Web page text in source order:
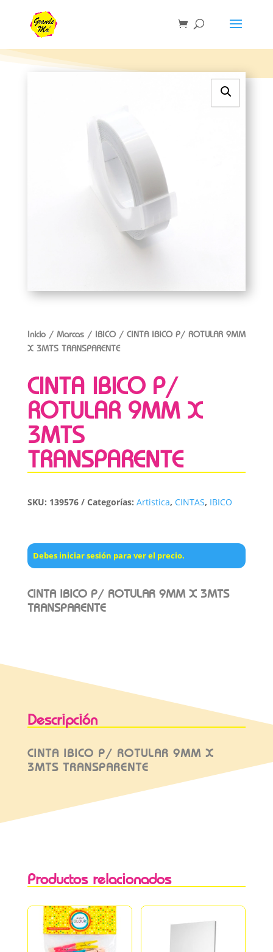
Inicio/ Marcas/ IBICO/ CINTA IBICO P/ ROTULAR 9MM
X 3MTS TRANSPARENTE
CINTA IBICO P/
ROTULAR 9MM X
3MTS
TRANSPARENTE
SKU: 139576 Categorías: Artistica, CINTAS, IBICO
Debes iniciar sesión para ver el precio.
CINTA IBICO P/ ROTULAR 9MM X 3MTS
TRANSPARENTE
Descripción
CINTA IBICO P/ ROTULAR 9MM X
3MTS TRANSPARENTE
Productos relacionados